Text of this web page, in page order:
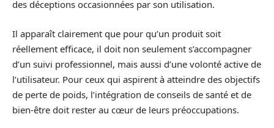
des déceptions occasionnées par son utilisation.
Il apparaît clairement que pour qu’un produit soit
réellement efficace, il doit non seulement s’accompagner
d’un suivi professionnel, mais aussi d’une volonté active de
l’utilisateur. Pour ceux qui aspirent à atteindre des objectifs
de perte de poids, l’intégration de conseils de santé et de
bien-être doit rester au cœur de leurs préoccupations.